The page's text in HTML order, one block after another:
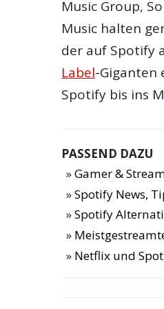
Music Group,
Music halten
der auf Spotify
Label-Giganten
Spotify bis ins
PASSEND DAZU
Gamer &
Spotify News,
Spotify
Netflix und